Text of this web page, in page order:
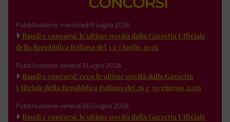
Pubblicazione: mercoledì 8 Luglio 2026
Bandi e concorsi: le ultime novità dalla Gazzetta Ufficiale
della Repubblica Italiana del 3 e 7 luglio 2026
Pubblicazione: venerdì 3 Luglio 2026
Bandi e concorsi: ecco le ultime novità dalla Gazzetta
Ufficiale della Repubblica Italiana del 26 e 30 giugno 2026
Pubblicazione: venerdì 26 Giugno 2026
Bandi e concorsi: le ultime novità dalla Gazzetta Ufficiale